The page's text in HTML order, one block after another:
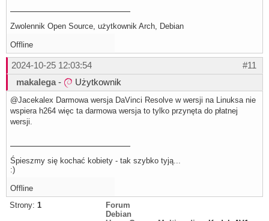
Zwolennik Open Source, użytkownik Arch, Debian
Offline
#11
2024-10-25 12:03:54
makalega - Użytkownik
@Jacekalex Darmowa wersja DaVinci Resolve w wersji na Linuksa nie
wspiera h264 więc ta darmowa wersja to tylko przynęta do płatnej
wersji.
Śpieszmy się kochać kobiety - tak szybko tyją...
:)
Offline
Strony: 1
Forum
Debian